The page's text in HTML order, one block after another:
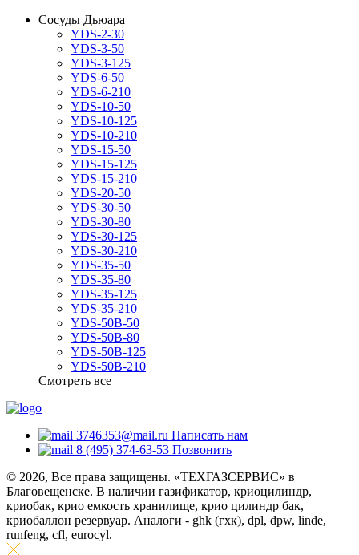
Сосуды Дьюара
YDS-2-30
YDS-3-50
YDS-3-125
YDS-6-50
YDS-6-210
YDS-10-50
YDS-10-125
YDS-10-210
YDS-15-50
YDS-15-125
YDS-15-210
YDS-20-50
YDS-30-50
YDS-30-80
YDS-30-125
YDS-30-210
YDS-35-50
YDS-35-80
YDS-35-125
YDS-35-210
YDS-50B-50
YDS-50B-80
YDS-50B-125
YDS-50B-210
Смотреть все
3746353@mail.ru Написать нам
8 (495) 374-63-53 Позвонить
© 2026, Все права защищены. «ТЕХГАЗСЕРВИС» в
Благовещенске. В наличии газификатор, криоцилиндр,
криобак, крио емкость хранилище, крио цилиндр бак,
криобаллон резервуар. Аналоги - ghk (гхк), dpl, dpw, linde,
runfeng, cfl, eurocyl.